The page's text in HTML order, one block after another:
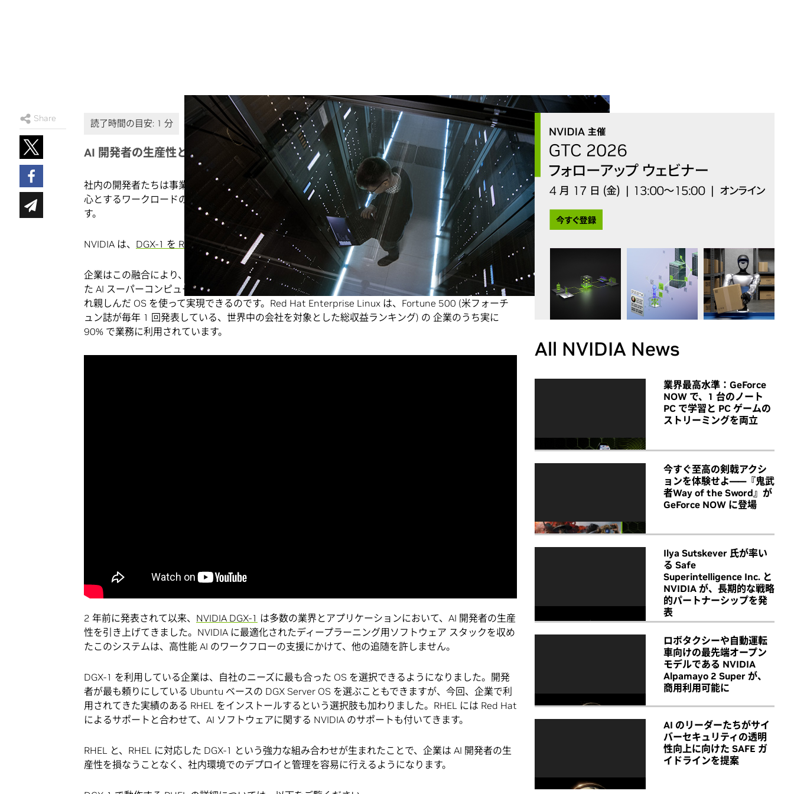
Share
AI 開発者の生産性と企業向けの IT 管理能力が出会うとき
社内の開発者たちは事業、製品、サービスに AI の力を導入せよと言い立てています。しかし、AI を中
心とするワークロードの受け入れと統合に直面することになる社内の IT 部門は、開発者よりも慎重で
す。
NVIDIA は、 DGX-1 を Red Hat Enterprise Linux (RHEL) に対応させることで、それを解決します。
企業はこの融合により、AI に携わる世界中のイノベーターと研究者にとって欠かせないツールとなっ
た AI スーパーコンピューターを容易に導入し、稼働し始められるようになります。しかもそれは、慣
れ親しんだ OS を使って実現できるのです。Red Hat Enterprise Linux は、Fortune 500 (米フォーチ
ュン誌が毎年 1 回発表している、世界中の会社を対象とした総収益ランキング) の 企業のうち実に
90% で業務に利用されています。
2 年前に発表されて以来、 NVIDIA DGX-1 は多数の業界とアプリケーションにおいて、AI 開発者の生産
性を引き上げてきました。NVIDIA に最適化されたディープラーニング用ソフトウェア スタックを収め
たこのシステムは、高性能 AI のワークフローの支援にかけて、他の追随を許しません。
DGX-1 を利用している企業は、自社のニーズに最も合った OS を選択できるようになりました。開発
者が最も頼りにしている Ubuntu ベースの DGX Server OS を選ぶこともできますが、今回、企業で利
用されてきた実績のある RHEL をインストールするという選択肢も加わりました。RHEL には Red Hat
によるサポートと合わせて、AI ソフトウェアに関する NVIDIA のサポートも付いてきます。
RHEL と、RHEL に対応した DGX-1 という強力な組み合わせが生まれたことで、企業は AI 開発者の生
産性を損なうことなく、社内環境でのデプロイと管理を容易に行えるようになります。
All NVIDIA News
業界最高水準：GeForce
NOW で、1 台のノート
PC で学習と PC ゲームの
ストリーミングを両立
今すぐ至高の剣戟アクシ
ョンを体験せよ――『鬼武
者Way of the Sword』が
GeForce NOW に登場
Ilya Sutskever 氏が率い
る Safe
Superintelligence Inc. と
NVIDIA が、長期的な戦略
的パートナーシップを発
表
ロボタクシーや自動運転
車向けの最先端オープン
モデルである NVIDIA
Alpamayo 2 Super が、
商用利用可能に
AI のリーダーたちがサイ
バーセキュリティの透明
性向上に向けた SAFE ガ
イドラインを提案